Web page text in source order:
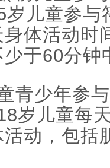
岁儿童参与
体活动时
于60分钟
少年参与
岁儿童每
动，包括